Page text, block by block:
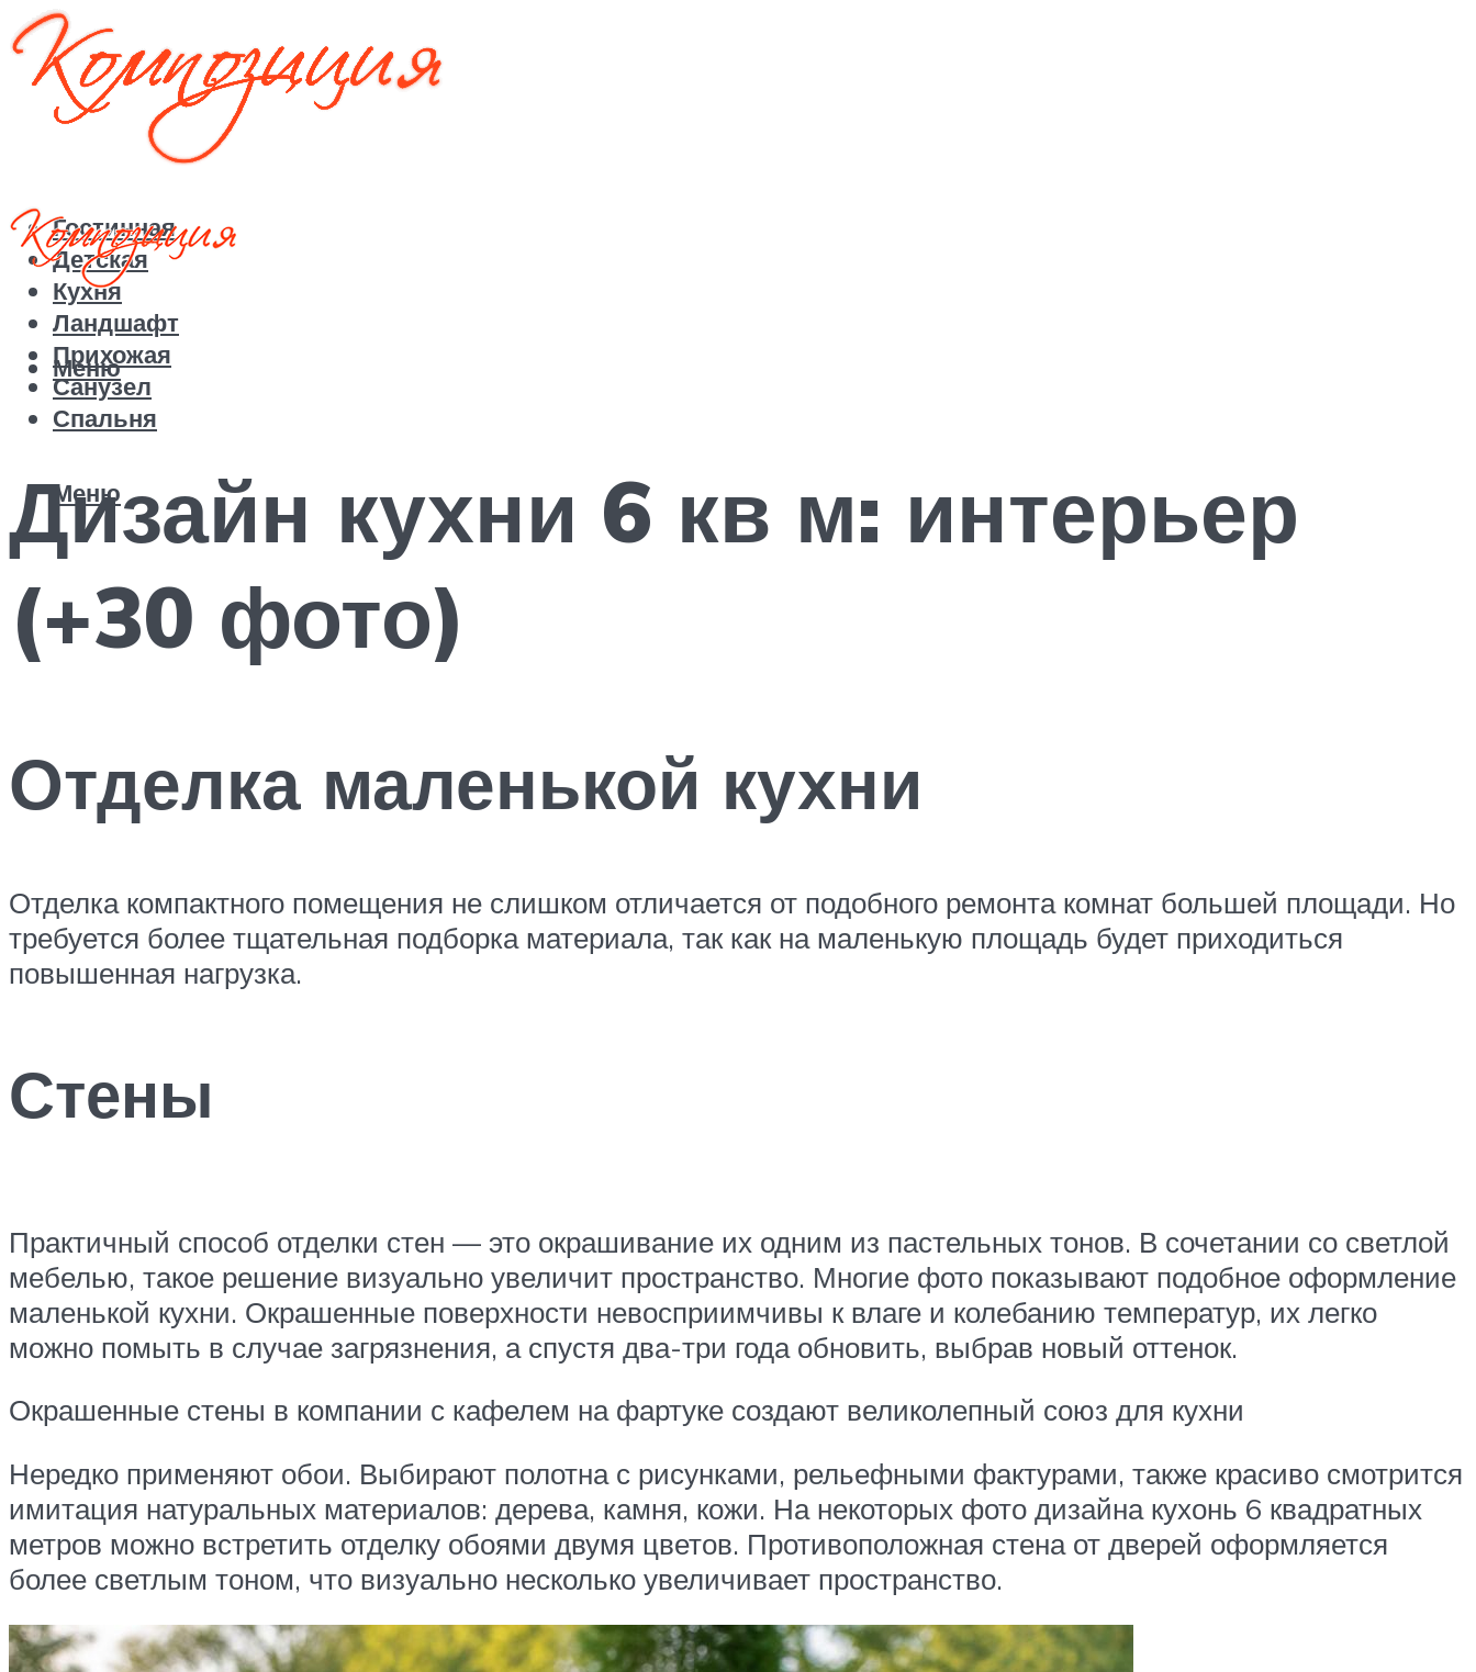
Гостинная
Детская
Кухня
Ландшафт
Прихожая
Санузел
Спальня
Меню
Меню
Дизайн кухни 6 кв м: интерьер
(+30 фото)
Отделка маленькой кухни
Отделка компактного помещения не слишком отличается от подобного ремонта комнат большей площади. Но
требуется более тщательная подборка материала, так как на маленькую площадь будет приходиться
повышенная нагрузка.
Стены
Практичный способ отделки стен — это окрашивание их одним из пастельных тонов. В сочетании со светлой
мебелью, такое решение визуально увеличит пространство. Многие фото показывают подобное оформление
маленькой кухни. Окрашенные поверхности невосприимчивы к влаге и колебанию температур, их легко
можно помыть в случае загрязнения, а спустя два-три года обновить, выбрав новый оттенок.
Окрашенные стены в компании с кафелем на фартуке создают великолепный союз для кухни
Нередко применяют обои. Выбирают полотна с рисунками, рельефными фактурами, также красиво смотрится
имитация натуральных материалов: дерева, камня, кожи. На некоторых фото дизайна кухонь 6 квадратных
метров можно встретить отделку обоями двумя цветов. Противоположная стена от дверей оформляется
более светлым тоном, что визуально несколько увеличивает пространство.